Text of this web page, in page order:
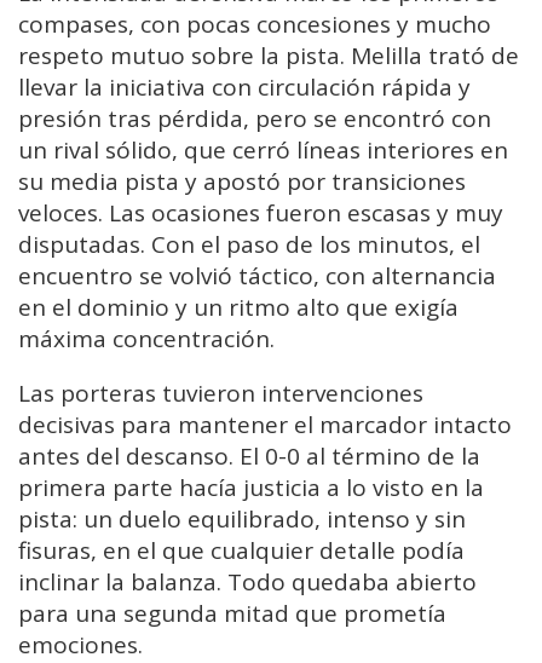
compases, con pocas concesiones y mucho
respeto mutuo sobre la pista. Melilla trató de
llevar la iniciativa con circulación rápida y
presión tras pérdida, pero se encontró con
un rival sólido, que cerró líneas interiores en
su media pista y apostó por transiciones
veloces. Las ocasiones fueron escasas y muy
disputadas. Con el paso de los minutos, el
encuentro se volvió táctico, con alternancia
en el dominio y un ritmo alto que exigía
máxima concentración.
Las porteras tuvieron intervenciones
decisivas para mantener el marcador intacto
antes del descanso. El 0-0 al término de la
primera parte hacía justicia a lo visto en la
pista: un duelo equilibrado, intenso y sin
fisuras, en el que cualquier detalle podía
inclinar la balanza. Todo quedaba abierto
para una segunda mitad que prometía
emociones.